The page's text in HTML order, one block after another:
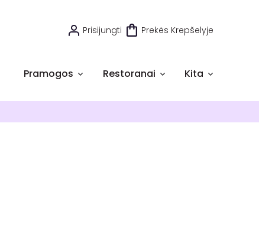
Prisijungti Prekės Krepšelyje
Pramogos Restoranai Kita